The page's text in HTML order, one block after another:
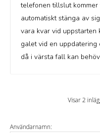
telefonen tillslut
automatiskt stänga av
vara kvar vid uppstarten
galet vid en
då i värsta fall kan
Visar 2
Användarnamn: